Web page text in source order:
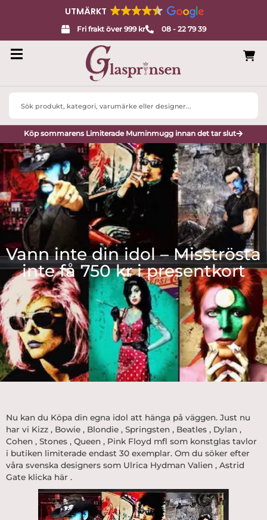
UTMÄRKT
Fri frakt över 999 kr 08 - 22 79 39
Search
Köp sommarens Limiterade Muminmugg innan det tar slut
Vann inte din idol – Misströsta
inte få 750 kr i presentkort
Nu kan du Köpa din egna idol att hänga på väggen. Just nu
har vi Kizz , Bowie , Blondie , Springsten , Beatles , Dylan ,
Cohen , Stones , Queen , Pink Floyd mfl som konstglas tavlor
i butiken limiterade endast 30 exemplar. Om du söker efter
våra svenska designers som Ulrica Hydman Valien , Astrid
Gate klicka här .